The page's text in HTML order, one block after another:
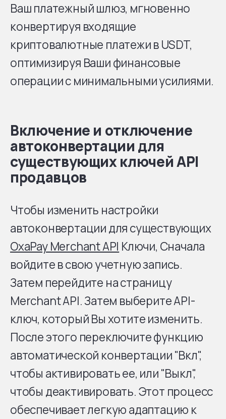
Ваш платежный шлюз, мгновенно
конвертируя входящие
криптовалютные платежи в USDT,
оптимизируя Ваши финансовые
операции с минимальными усилиями.
Включение и отключение
автоконвертации для
существующих ключей API
продавцов
Чтобы изменить настройки
автоконвертации для существующих
OxaPay Merchant API Ключи, Сначала
войдите в свою учетную запись.
Затем перейдите на страницу
Merchant API. Затем выберите API-
ключ, который Вы хотите изменить.
После этого переключите функцию
автоматической конвертации "Вкл",
чтобы активировать ее, или "Выкл",
чтобы деактивировать. Этот процесс
обеспечивает легкую адаптацию к